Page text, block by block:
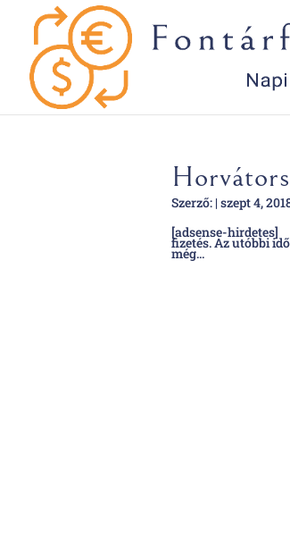
Szerző: | szept 4,
[adsense-
fizetés. Az utóbbi
még...